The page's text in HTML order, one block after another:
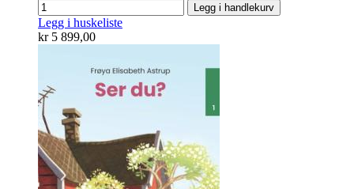
Legg i handlekurv
Legg i huskeliste
kr 5 899,00